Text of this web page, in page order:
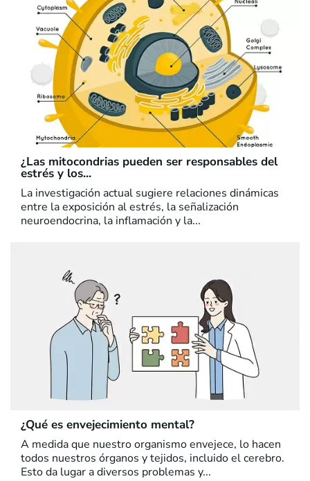
¿Las mitocondrias pueden ser responsables del
estrés y los...
La investigación actual sugiere relaciones dinámicas
entre la exposición al estrés, la señalización
neuroendocrina, la inflamación y la...
¿Qué es envejecimiento mental?
A medida que nuestro organismo envejece, lo hacen
todos nuestros órganos y tejidos, incluido el cerebro.
Esto da lugar a diversos problemas y...